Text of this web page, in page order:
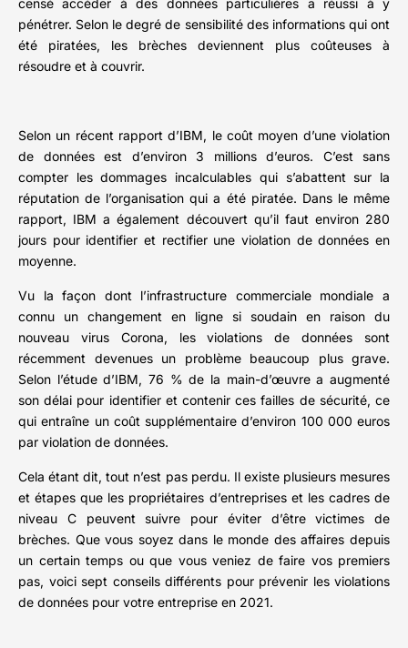
censé accéder à des données particulières a réussi à y
pénétrer. Selon le degré de sensibilité des informations qui ont
été piratées, les brèches deviennent plus coûteuses à
résoudre et à couvrir.
Selon un récent rapport d’IBM, le coût moyen d’une violation
de données est d’environ 3 millions d’euros. C’est sans
compter les dommages incalculables qui s’abattent sur la
réputation de l’organisation qui a été piratée. Dans le même
rapport, IBM a également découvert qu’il faut environ 280
jours pour identifier et rectifier une violation de données en
moyenne.
Vu la façon dont l’infrastructure commerciale mondiale a
connu un changement en ligne si soudain en raison du
nouveau virus Corona, les violations de données sont
récemment devenues un problème beaucoup plus grave.
Selon l’étude d’IBM, 76 % de la main-d’œuvre a augmenté
son délai pour identifier et contenir ces failles de sécurité, ce
qui entraîne un coût supplémentaire d’environ 100 000 euros
par violation de données.
Cela étant dit, tout n’est pas perdu. Il existe plusieurs mesures
et étapes que les propriétaires d’entreprises et les cadres de
niveau C peuvent suivre pour éviter d’être victimes de
brèches. Que vous soyez dans le monde des affaires depuis
un certain temps ou que vous veniez de faire vos premiers
pas, voici sept conseils différents pour prévenir les violations
de données pour votre entreprise en 2021.